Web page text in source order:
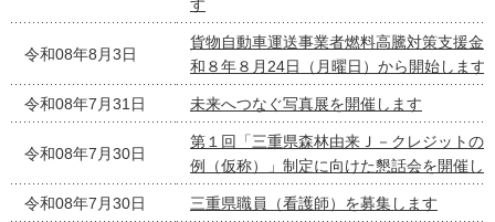
す
令和08年8月3日
貨物自動車運送事業者燃料高騰対策支援金
和８年８月24日（月曜日）から開始します
令和08年7月31日 未来へつなぐ写真展を開催します
令和08年7月30日
第１回「三重県森林由来Ｊ－クレジットの
例（仮称）」制定に向けた懇話会を開催し
令和08年7月30日 三重県職員（看護師）を募集します